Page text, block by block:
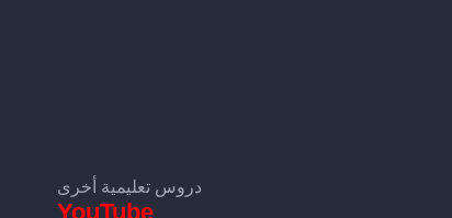
دروس تعليمية أخرى
YouTube